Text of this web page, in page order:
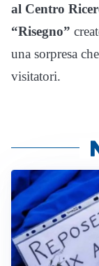
al Centro
“Risegno”
una sorpresa
visitatori.